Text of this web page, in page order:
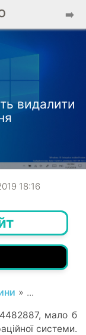
➡️
видалити
18:16
» ...
мало б
системи.